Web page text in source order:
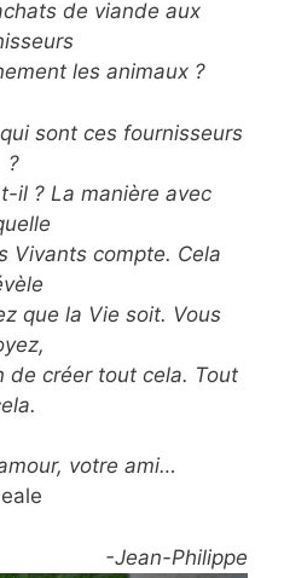
de viande aux
les animaux ?
sont ces fournisseurs
?
il ? La manière avec
Vivants compte. Cela
que la Vie soit. Vous
de créer tout cela. Tout
votre ami…
-Jean-Philippe